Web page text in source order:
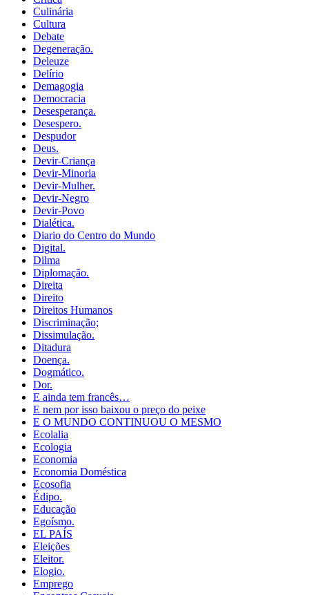
Culinária
Cultura
Debate
Degeneração.
Deleuze
Delírio
Demagogia
Democracia
Desesperança.
Desespero.
Despudor
Deus.
Devir-Criança
Devir-Minoria
Devir-Mulher.
Devir-Negro
Devir-Povo
Dialética.
Diario do Centro do Mundo
Digital.
Dilma
Diplomação.
Direita
Direito
Direitos Humanos
Discriminação;
Dissimulação.
Ditadura
Doença.
Dogmático.
Dor.
E ainda tem francês…
E nem por isso baixou o preço do peixe
E O MUNDO CONTINUOU O MESMO
Ecolalia
Ecologia
Economia
Economia Doméstica
Ecosofia
Édipo.
Educação
Egoísmo.
EL PAÍS
Eleições
Eleitor.
Elogio.
Emprego